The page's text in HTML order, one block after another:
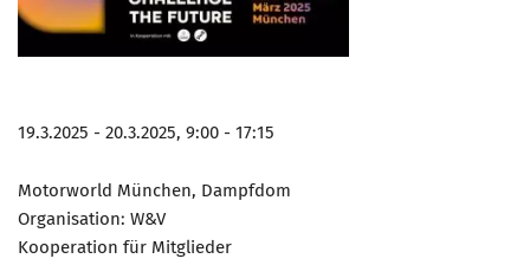
19.3.2025 - 20.3.2025, 9:00 - 17:15
Motorworld München, Dampfdom
Organisation: W&V
Kooperation für Mitglieder